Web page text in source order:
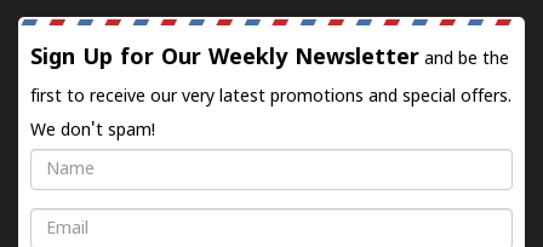
Sign Up for Our Weekly Newsletter and be the
first to receive our very latest promotions and special offers.
We don't spam!
Name
Email